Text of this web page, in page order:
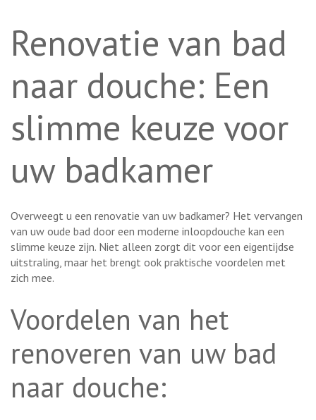
Renovatie van bad
naar douche: Een
slimme keuze voor
uw badkamer
Overweegt u een renovatie van uw badkamer? Het vervangen
van uw oude bad door een moderne inloopdouche kan een
slimme keuze zijn. Niet alleen zorgt dit voor een eigentijdse
uitstraling, maar het brengt ook praktische voordelen met
zich mee.
Voordelen van het
renoveren van uw bad
naar douche: